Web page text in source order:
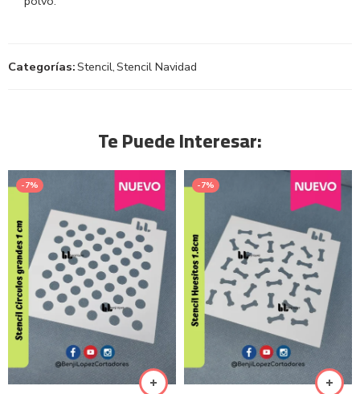
Categorías:Stencil,Stencil Navidad
Te Puede Interesar:
-7% -7%